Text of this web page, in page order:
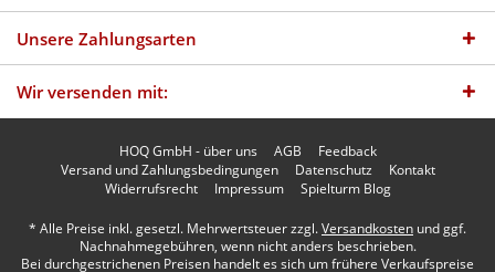
Unsere Zahlungsarten
Wir versenden mit:
HOQ GmbH - über uns AGB
Feedback
Versand und Zahlungsbedingungen
Datenschutz
Kontakt
Widerrufsrecht
Impressum Spielturm Blog
* Alle Preise inkl. gesetzl. Mehrwertsteuer zzgl.Versandkosten und ggf.
Nachnahmegebühren, wenn nicht anders beschrieben.
Bei durchgestrichenen Preisen handelt es sich um frühere Verkaufspreise